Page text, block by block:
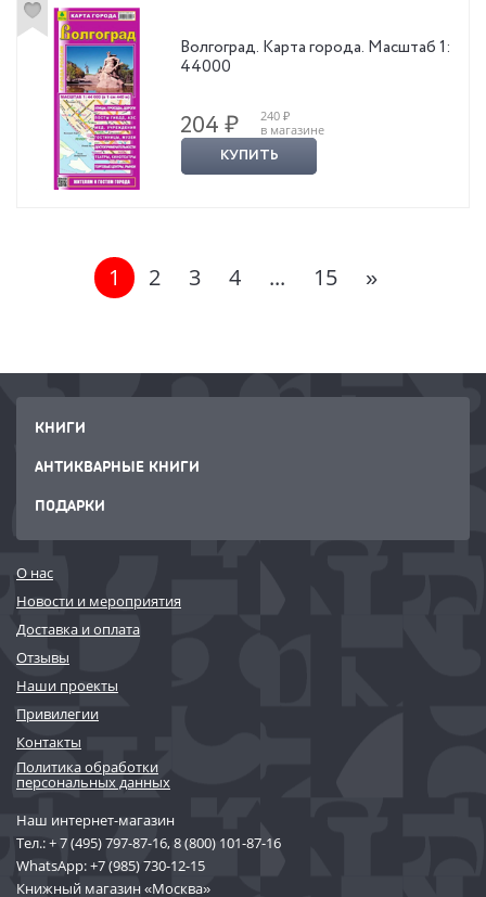
Волгоград. Карта города. Масштаб 1:
44000
204 ₽
240 ₽
в магазине
КУПИТЬ
1 2 3 4 ... 15 »
КНИГИ
АНТИКВАРНЫЕ КНИГИ
ПОДАРКИ
О нас
Новости и мероприятия
Доставка и оплата
Отзывы
Наши проекты
Привилегии
Контакты
Политика обработки
персональных данных
Наш интернет-магазин
Тел.:+ 7 (495) 797-87-16,8 (800) 101-87-16
WhatsApp:+7 (985) 730-12-15
Книжный магазин «Москва»